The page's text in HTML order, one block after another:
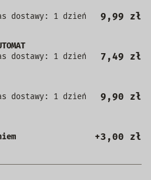
dostawy: 1 dzień
9,99 zł
dostawy: 1 dzień
7,49 zł
dostawy: 1 dzień
9,90 zł
+3,00 zł